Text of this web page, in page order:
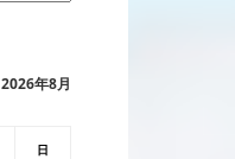
2026年8月
日